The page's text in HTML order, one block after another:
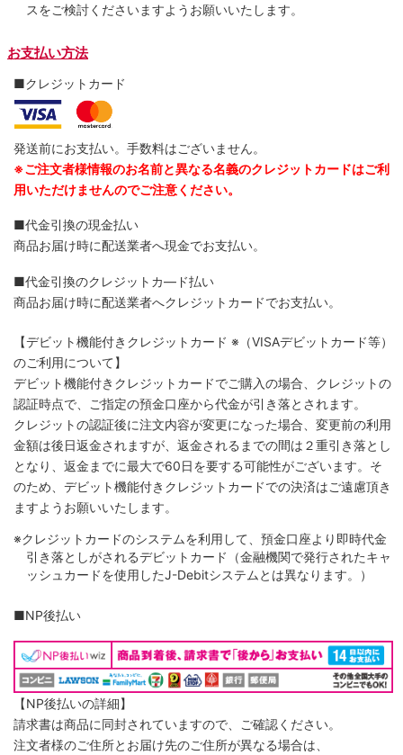
スをご検討くださいますようお願いいたします。
お支払い方法
■クレジットカード
発送前にお支払い。手数料はございません。
※ご注文者様情報のお名前と異なる名義のクレジットカードはご利
用いただけませんのでご注意ください。
■代金引換の現金払い
商品お届け時に配送業者へ現金でお支払い。
■代金引換のクレジットカ―ド払い
商品お届け時に配送業者へクレジットカードでお支払い。
【デビット機能付きクレジットカード ※（VISAデビットカード等）
のご利用について】
デビット機能付きクレジットカードでご購入の場合、クレジットの
認証時点で、ご指定の預金口座から代金が引き落とされます。
クレジットの認証後に注文内容が変更になった場合、変更前の利用
金額は後日返金されますが、返金されるまでの間は２重引き落とし
となり、返金までに最大で60日を要する可能性がございます。そ
のため、デビット機能付きクレジットカードでの決済はご遠慮頂き
ますようお願いいたします。
※クレジットカードのシステムを利用して、預金口座より即時代金
引き落としがされるデビットカード（金融機関で発行されたキャ
ッシュカードを使用したJ-Debitシステムとは異なります。）
■NP後払い
【NP後払いの詳細】
請求書は商品に同封されていますので、ご確認ください。
注文者様のご住所とお届け先のご住所が異なる場合は、